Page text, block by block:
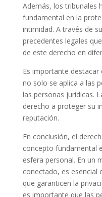
Además, los tribunales
fundamental en la
intimidad. A través de
precedentes legales
de este derecho en
Es importante destacar
no solo se aplica a las
las personas jurídicas.
derecho a proteger su
reputación.
En conclusión, el
concepto fundamental
esfera personal. En un
conectado, es esencial
que garanticen la
es importante que las